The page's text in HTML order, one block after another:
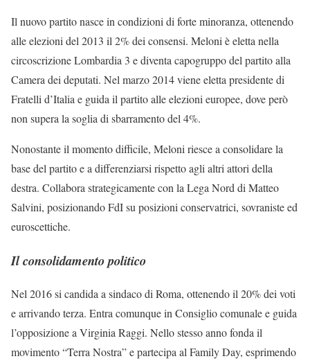
Il nuovo partito nasce in condizioni di forte minoranza, ottenendo
alle elezioni del 2013 il 2% dei consensi. Meloni è eletta nella
circoscrizione Lombardia 3 e diventa capogruppo del partito alla
Camera dei deputati. Nel marzo 2014 viene eletta presidente di
Fratelli d’Italia e guida il partito alle elezioni europee, dove però
non supera la soglia di sbarramento del 4%.
Nonostante il momento difficile, Meloni riesce a consolidare la
base del partito e a differenziarsi rispetto agli altri attori della
destra. Collabora strategicamente con la Lega Nord di Matteo
Salvini, posizionando FdI su posizioni conservatrici, sovraniste ed
euroscettiche.
Il consolidamento politico
Nel 2016 si candida a sindaco di Roma, ottenendo il 20% dei voti
e arrivando terza. Entra comunque in Consiglio comunale e guida
l’opposizione a Virginia Raggi. Nello stesso anno fonda il
movimento “Terra Nostra” e partecipa al Family Day, esprimendo